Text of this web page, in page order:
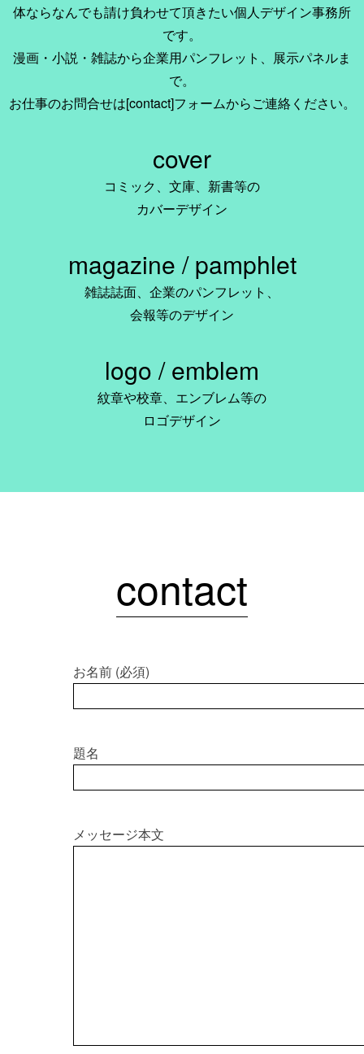
体ならなんでも請け負わせて頂きたい個人デザイン事務所
です。
漫画・小説・雑誌から企業用パンフレット、展示パネルま
で。
お仕事のお問合せは[contact]フォームからご連絡ください。
cover
コミック、文庫、新書等の
カバーデザイン
magazine / pamphlet
雑誌誌面、企業のパンフレット、
会報等のデザイン
logo / emblem
紋章や校章、エンブレム等の
ロゴデザイン
contact
お名前 (必須)
題名
メッセージ本文